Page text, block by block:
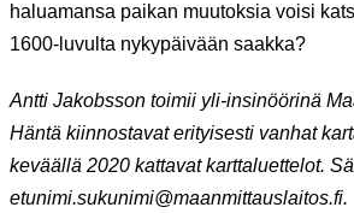
haluamansa paikan muutoksia voisi
1600-luvulta nykypäivään saakka?
Antti Jakobsson toimii yli-insinöörinä
Häntä kiinnostavat erityisesti vanhat
keväällä 2020 kattavat karttaluettelot.
etunimi.sukunimi@maanmittauslaitos.fi.